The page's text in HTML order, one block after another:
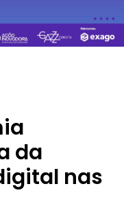
da
nas